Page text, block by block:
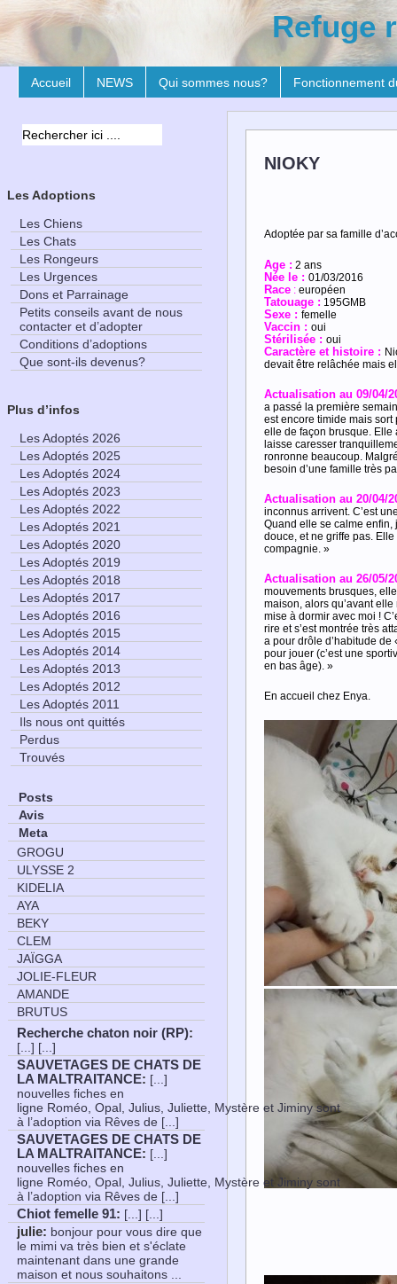
Refuge
Accueil NEWS Qui sommes nous? Fonctionnement
NIOKY
Adoptée par sa famille
Age : 2 ans
Née le : 01/03/2016
Race : européen
Tatouage : 195GMB
Sexe : femelle
Vaccin : oui
Stérilisée : oui
Caractère et histoire :
devait être relâchée mais
Actualisation au 09/04/
a passé la première
est encore timide mais
elle de façon brusque. Elle
laisse caresser
ronronne beaucoup.
besoin d’une famille très
Actualisation au 20/04/
inconnus arrivent. C’est
Quand elle se calme enfin,
douce, et ne griffe pas.
compagnie. »
Actualisation au 26/05/
mouvements brusques,
maison, alors qu’avant
mise à dormir avec moi !
rire et s’est montrée très
a pour drôle d’habitude
pour jouer (c’est une
en bas âge). »
En accueil chez Enya.
Les Adoptions
Les Chiens
Les Chats
Les Rongeurs
Les Urgences
Dons et Parrainage
Petits conseils avant de nous
contacter et d’adopter
Conditions d’adoptions
Que sont-ils devenus?
Plus d’infos
Les Adoptés 2026
Les Adoptés 2025
Les Adoptés 2024
Les Adoptés 2023
Les Adoptés 2022
Les Adoptés 2021
Les Adoptés 2020
Les Adoptés 2019
Les Adoptés 2018
Les Adoptés 2017
Les Adoptés 2016
Les Adoptés 2015
Les Adoptés 2014
Les Adoptés 2013
Les Adoptés 2012
Les Adoptés 2011
Ils nous ont quittés
Perdus
Trouvés
Posts
Avis
Meta
GROGU
ULYSSE 2
KIDELIA
AYA
BEKY
CLEM
JAÏGGA
JOLIE-FLEUR
AMANDE
BRUTUS
Recherche chaton noir (RP):
[...] [...]
SAUVETAGES DE CHATS DE
LA MALTRAITANCE: [...]
nouvelles fiches en
ligne Roméo, Opal, Julius, Juliette, Mystère et Jiminy sont
à l’adoption via Rêves de [...]
SAUVETAGES DE CHATS DE
LA MALTRAITANCE: [...]
nouvelles fiches en
ligne Roméo, Opal, Julius, Juliette, Mystère et Jiminy sont
à l’adoption via Rêves de [...]
Chiot femelle 91: [...] [...]
julie: bonjour pour vous dire que
le mimi va très bien et s'éclate
maintenant dans une grande
maison et nous souhaitons ...